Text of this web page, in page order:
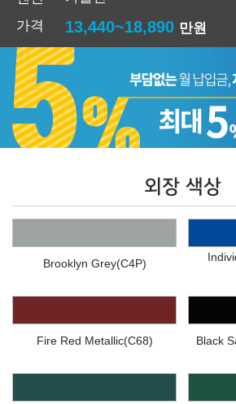
가격
13,440~18,890 만원
외장 색상
Brooklyn Grey(C4P)
Fire Red Metallic(C68) Black